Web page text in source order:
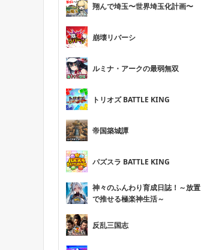
翔んで埼玉〜世界埼玉化計画〜
崩壊リバーシ
ルミナ・アークの最弱無双
トリオズ BATTLE KING
帝国築城譚
パズスラ BATTLE KING
神々のふんわり育成日誌！～放置
で推せる極楽神生活～
反乱三国志